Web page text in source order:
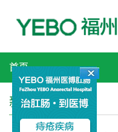
首页
新闻中心